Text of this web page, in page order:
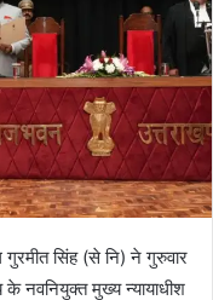
सिंह (से नि) ने गुरुवार
नवनियुक्त मुख्य न्यायाधीश